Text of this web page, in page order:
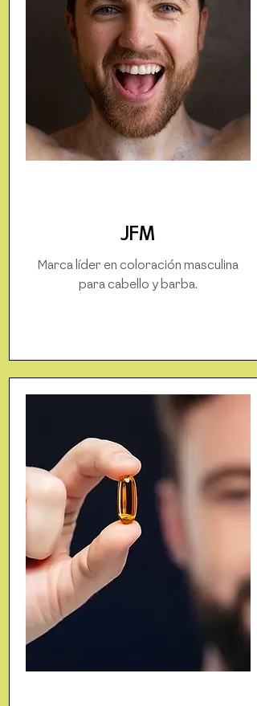
JFM
Marca líder en coloración masculina
para cabello y barba.